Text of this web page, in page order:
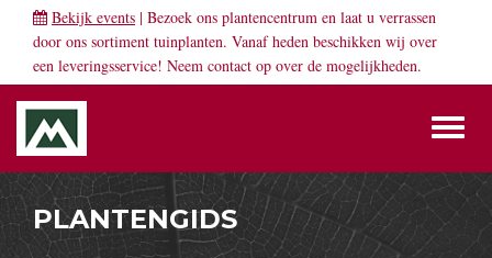
Bekijk events | Bezoek ons plantencentrum en laat u verrassen
door ons sortiment tuinplanten. Vanaf heden beschikken wij over
een leveringsservice! Neem contact op over de mogelijkheden.
PLANTENGIDS